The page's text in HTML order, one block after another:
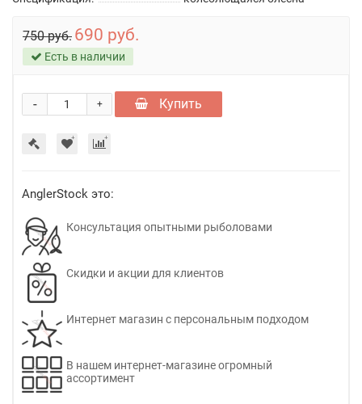
750 руб. 690 руб.
Есть в наличии
+
- Купить
AnglerStock это:
Консультация опытными рыболовами
Скидки и акции для клиентов
Интернет магазин с персональным подходом
В нашем интернет-магазине огромный
ассортимент